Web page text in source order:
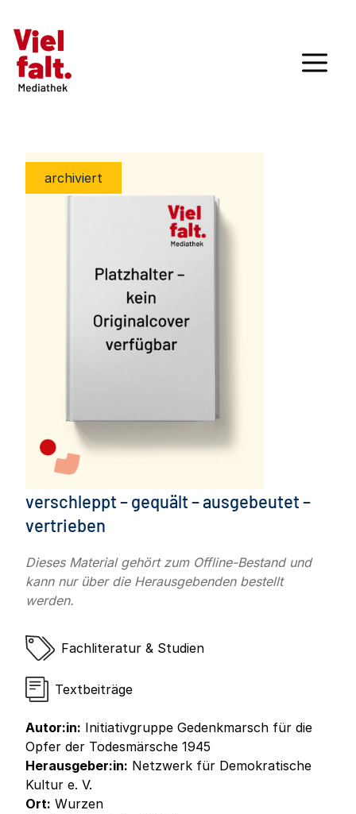
archiviert
verschleppt – gequält – ausgebeutet –
vertrieben
Dieses Material gehört zum Offline-Bestand und
kann nur über die Herausgebenden bestellt
werden.
Fachliteratur & Studien
Textbeiträge
Autor:in: Initiativgruppe Gedenkmarsch für die
Opfer der Todesmärsche 1945
Herausgeber:in: Netzwerk für Demokratische
Kultur e. V.
Ort: Wurzen